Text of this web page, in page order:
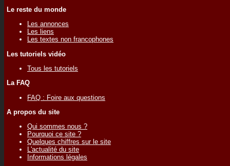
Le reste du monde
Les annonces
Les liens
Les textes non francophones
Les tutoriels vidéo
Tous les tutoriels
La FAQ
FAQ : Foire aux questions
A propos du site
Qui sommes nous ?
Pourquoi ce site ?
Quelques chiffres sur le site
L'actualité du site
Informations légales